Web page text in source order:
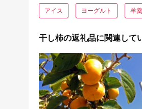
アイス ヨーグルト 羊羹
干し柿の返礼品に関連して